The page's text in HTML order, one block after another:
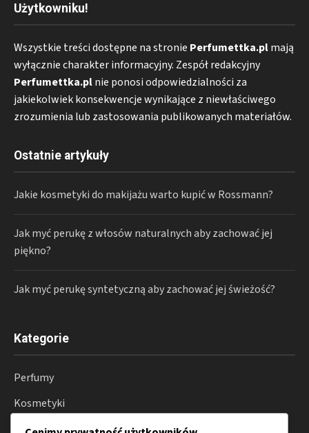
Użytkowniku!
Wszystkie treści dostępne na stronie Perfumettka.plmają
wyłącznie charakter informacyjny. Zespół redakcyjny
Perfumettka.plnie ponosi odpowiedzialności za
jakiekolwiek konsekwencje wynikające z niewłaściwego
zrozumienia lub zastosowania publikowanych materiałów.
Ostatnie artykuły
Jakie kosmetyki do makijażu warto kupić w Rossmann?
Jak myć perukę z włosów naturalnych aby zachować jej
piękno?
Jak myć perukę syntetyczną aby zachować jej świeżość?
Kategorie
Perfumy
Kosmetyki
Pielęgnacja